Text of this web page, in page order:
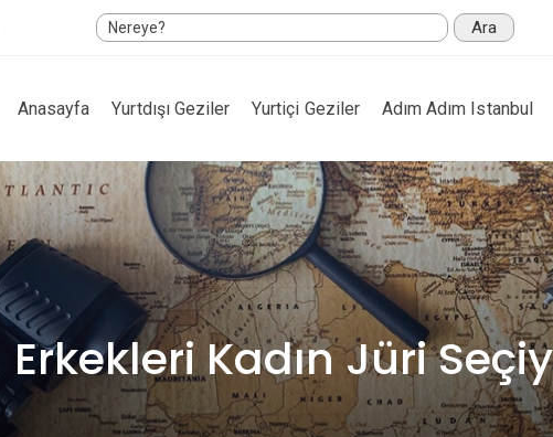
Ara
Anasayfa Yurtdışı Geziler Yurtiçi Geziler Adım Adım Istanbul
Erkekleri Kadın Jüri